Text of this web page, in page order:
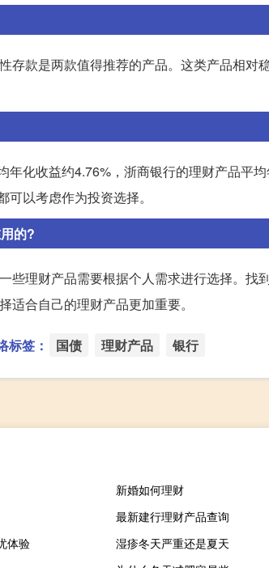
存款是两款值得推荐的产品。这类产品相对
化收益约4.76%，浙商银行的理财产品平
以考虑作为投资选择。
的?
些理财产品需要根据个人需求进行选择。找
合自己的理财产品更加重要。
标签： 国债 理财产品 银行
新婚如何理财
最新建行理财产品查询
体验
湿疹冬天严重还是夏天